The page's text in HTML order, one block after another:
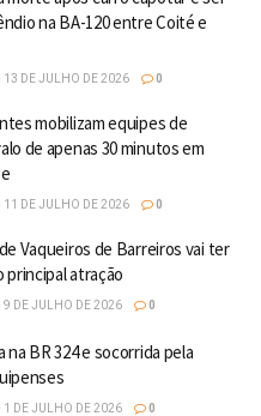
na BA-120 entre Coité e
13 DE JULHO DE 2026 0
mobilizam equipes de
de apenas 30 minutos em
11 DE JULHO DE 2026 0
Vaqueiros de Barreiros vai ter
principal atração
9 DE JULHO DE 2026 0
na BR 324 e socorrida pela
1 DE JULHO DE 2026 0